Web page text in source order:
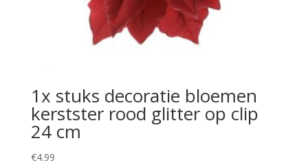
1x stuks decoratie bloemen
kerstster rood glitter op clip
24 cm
€4.99